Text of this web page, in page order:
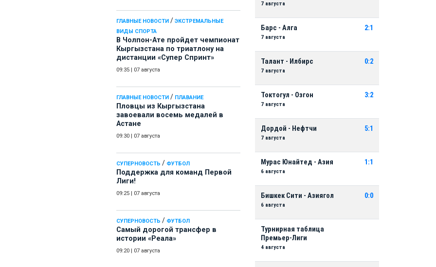
ГЛАВНЫЕ НОВОСТИ / ЭКСТРЕМАЛЬНЫЕ
ВИДЫ СПОРТА
В Чолпон-Ате пройдет чемпионат
Кыргызстана по триатлону на
дистанции «Супер Спринт»
09:35 07 августа
ГЛАВНЫЕ НОВОСТИ / ПЛАВАНИЕ
Пловцы из Кыргызстана
завоевали восемь медалей в
Астане
09:30 07 августа
СУПЕРНОВОСТЬ / ФУТБОЛ
Поддержка для команд Первой
Лиги!
09:25 07 августа
СУПЕРНОВОСТЬ / ФУТБОЛ
Самый дорогой трансфер в
истории «Реала»
09:20 07 августа
7 августа
Барс - Алга
7 августа
2:1
Талант - Илбирс
7 августа
0:2
Токтогул - Озгон
7 августа
3:2
Дордой - Нефтчи
7 августа
5:1
Мурас Юнайтед - Азия
6 августа
1:1
Бишкек Сити - Азиягол
6 августа
0:0
Турнирная таблица
Премьер-Лиги
4 августа